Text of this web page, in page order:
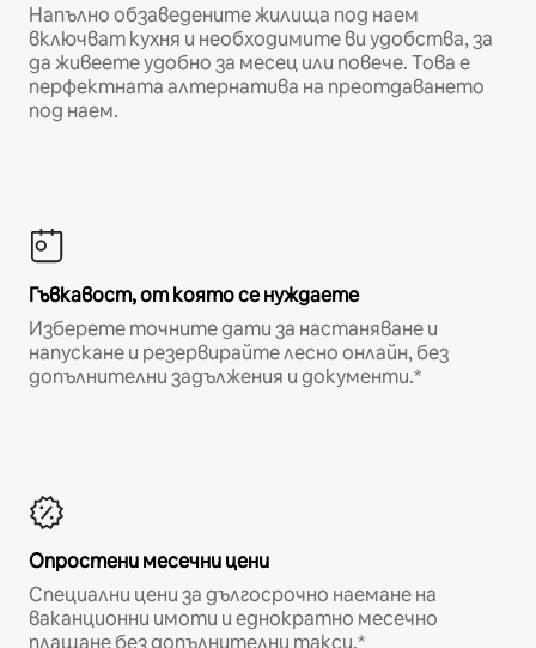
Напълно обзаведените жилища под наем
включват кухня и необходимите ви удобства, за
да живеете удобно за месец или повече. Това е
перфектната алтернатива на преотдаването
под наем.
Гъвкавост, от която се нуждаете
Изберете точните дати за настаняване и
напускане и резервирайте лесно онлайн, без
допълнителни задължения и документи.*
Опростени месечни цени
Специални цени за дългосрочно наемане на
ваканционни имоти и еднократно месечно
плащане без допълнителни такси.*